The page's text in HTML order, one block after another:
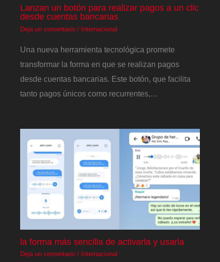
Lanzan un botón para realizar pagos a un clic
desde cuentas bancarias
Deja un comentario / Internacional
Una nueva herramienta tecnológica promete
transformar la forma en que se realizan pagos
desde cuentas bancarias. Este botón, que facilita
tanto pagos únicos como recurrentes,…
la forma más sencilla de activarla y usarla
Deja un comentario / Internacional